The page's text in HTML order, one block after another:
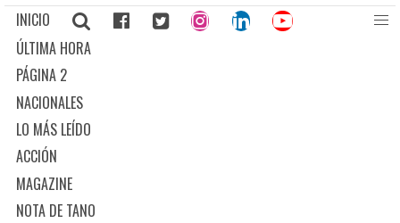
INICIO
ÚLTIMA HORA
PÁGINA 2
NACIONALES
LO MÁS LEÍDO
ACCIÓN
MAGAZINE
NOTA DE TANO